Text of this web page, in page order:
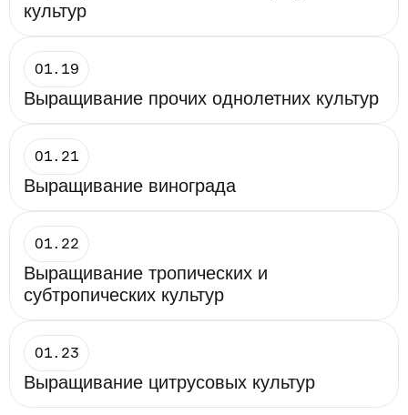
культур
01.19
Выращивание прочих однолетних культур
01.21
Выращивание винограда
01.22
Выращивание тропических и
субтропических культур
01.23
Выращивание цитрусовых культур